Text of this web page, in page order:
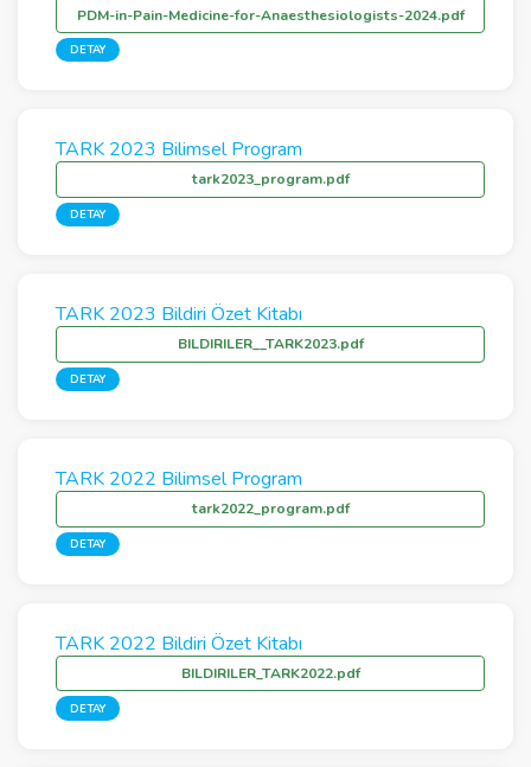
PDM-in-Pain-Medicine-for-Anaesthesiologists-2024.pdf
DETAY
TARK 2023 Bilimsel Program
tark2023_program.pdf
DETAY
TARK 2023 Bildiri Özet Kitabı
BILDIRILER__TARK2023.pdf
DETAY
TARK 2022 Bilimsel Program
tark2022_program.pdf
DETAY
TARK 2022 Bildiri Özet Kitabı
BILDIRILER_TARK2022.pdf
DETAY